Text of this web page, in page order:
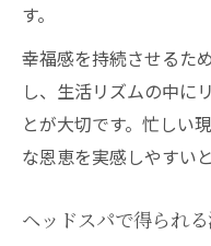
す。
幸福感を持続させるた
し、生活リズムの中に
とが大切です。忙しい
な恩恵を実感しやすい
ヘッドスパで得られ